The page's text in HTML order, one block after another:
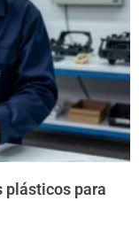
plásticos para